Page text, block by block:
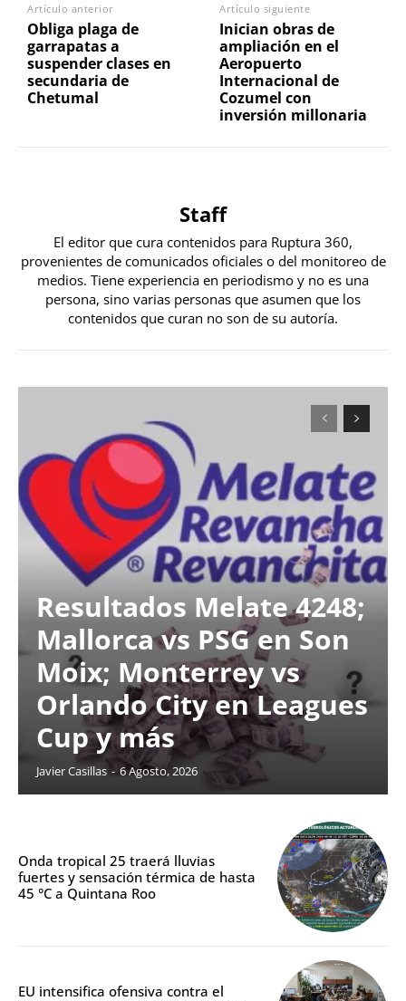
Artículo anterior
Obliga plaga de
garrapatas a
suspender clases en
secundaria de
Chetumal
Artículo siguiente
Inician obras de
ampliación en el
Aeropuerto
Internacional de
Cozumel con
inversión millonaria
Staff
El editor que cura contenidos para Ruptura 360,
provenientes de comunicados oficiales o del monitoreo de
medios. Tiene experiencia en periodismo y no es una
persona, sino varias personas que asumen que los
contenidos que curan no son de su autoría.
Resultados Melate 4248;
Mallorca vs PSG en Son
Moix; Monterrey vs
Orlando City en Leagues
Cup y más
Javier Casillas - 6 Agosto, 2026
Onda tropical 25 traerá lluvias
fuertes y sensación térmica de hasta
45 °C a Quintana Roo
EU intensifica ofensiva contra el